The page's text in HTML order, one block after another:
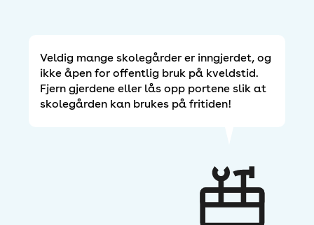
Veldig mange skolegårder er inngjerdet, og
ikke åpen for offentlig bruk på kveldstid.
Fjern gjerdene eller lås opp portene slik at
skolegården kan brukes på fritiden!